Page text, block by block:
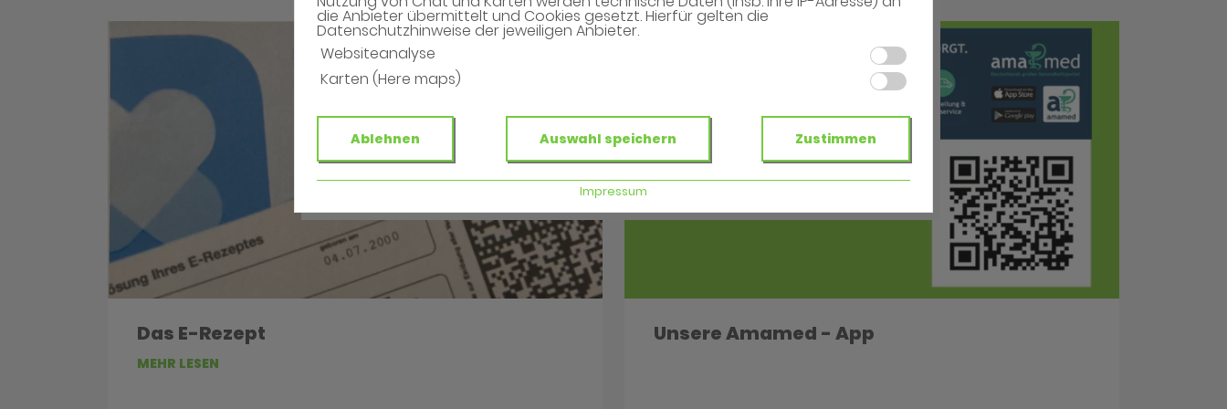
die Anbieter übermittelt und Cookies gesetzt. Hierfür gelten die
Datenschutzhinweise der jeweiligen Anbieter.
Websiteanalyse
Karten (Here maps)
Ablehnen Auswahl speichern Zustimmen
Impressum
Das E-Rezept
MEHR LESEN
Unsere Amamed - App